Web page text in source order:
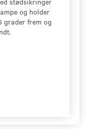
og holder
grader frem og